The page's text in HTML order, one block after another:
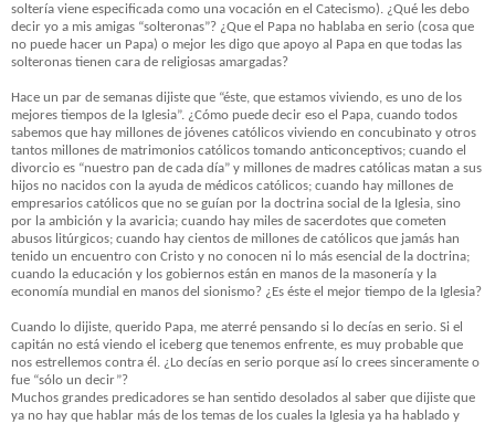
soltería viene especificada como una vocación en el Catecismo). ¿Qué les debo
decir yo a mis amigas “solteronas”? ¿Que el Papa no hablaba en serio (cosa que
no puede hacer un Papa) o mejor les digo que apoyo al Papa en que todas las
solteronas tienen cara de religiosas amargadas?
Hace un par de semanas dijiste que “éste, que estamos viviendo, es uno de los
mejores tiempos de la Iglesia”. ¿Cómo puede decir eso el Papa, cuando todos
sabemos que hay millones de jóvenes católicos viviendo en concubinato y otros
tantos millones de matrimonios católicos tomando anticonceptivos; cuando el
divorcio es “nuestro pan de cada día” y millones de madres católicas matan a sus
hijos no nacidos con la ayuda de médicos católicos; cuando hay millones de
empresarios católicos que no se guían por la doctrina social de la Iglesia, sino
por la ambición y la avaricia; cuando hay miles de sacerdotes que cometen
abusos litúrgicos; cuando hay cientos de millones de católicos que jamás han
tenido un encuentro con Cristo y no conocen ni lo más esencial de la doctrina;
cuando la educación y los gobiernos están en manos de la masonería y la
economía mundial en manos del sionismo? ¿Es éste el mejor tiempo de la Iglesia?
Cuando lo dijiste, querido Papa, me aterré pensando si lo decías en serio. Si el
capitán no está viendo el iceberg que tenemos enfrente, es muy probable que
nos estrellemos contra él. ¿Lo decías en serio porque así lo crees sinceramente o
fue “sólo un decir”?
Muchos grandes predicadores se han sentido desolados al saber que dijiste que
ya no hay que hablar más de los temas de los cuales la Iglesia ya ha hablado y